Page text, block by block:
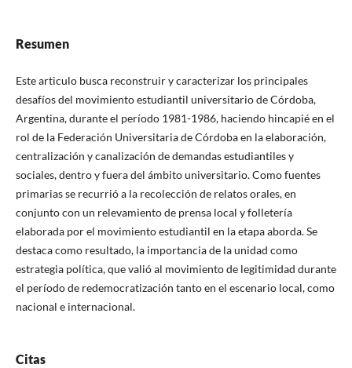
Resumen
Este articulo busca reconstruir y caracterizar los principales
desafíos del movimiento estudiantil universitario de Córdoba,
Argentina, durante el período 1981-1986, haciendo hincapié en el
rol de la Federación Universitaria de Córdoba en la elaboración,
centralización y canalización de demandas estudiantiles y
sociales, dentro y fuera del ámbito universitario. Como fuentes
primarias se recurrió a la recolección de relatos orales, en
conjunto con un relevamiento de prensa local y folletería
elaborada por el movimiento estudiantil en la etapa aborda. Se
destaca como resultado, la importancia de la unidad como
estrategia política, que valió al movimiento de legitimidad durante
el período de redemocratización tanto en el escenario local, como
nacional e internacional.
Citas